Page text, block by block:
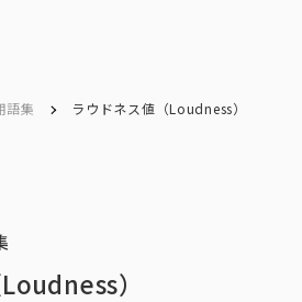
語集 ラウドネス値（Loudness）
）